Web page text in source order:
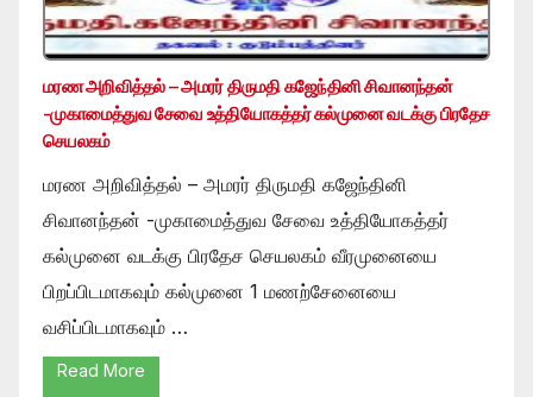
மரண அறிவித்தல் – அமரர் திருமதி கஜேந்தினி சிவானந்தன்
-முகாமைத்துவ சேவை உத்தியோகத்தர் கல்முனை வடக்கு பிரதேச
செயலகம்
மரண அறிவித்தல் – அமரர் திருமதி கஜேந்தினி
சிவானந்தன் -முகாமைத்துவ சேவை உத்தியோகத்தர்
கல்முனை வடக்கு பிரதேச செயலகம் வீரமுனையை
பிறப்பிடமாகவும் கல்முனை 1 மணற்சேனையை
வசிப்பிடமாகவும் …
Read More